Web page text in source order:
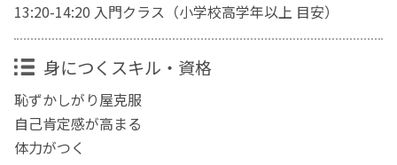
13:20-14:20 入門クラス（小学校高学年以上 目安）
身につくスキル・資格
恥ずかしがり屋克服
自己肯定感が高まる
体力がつく